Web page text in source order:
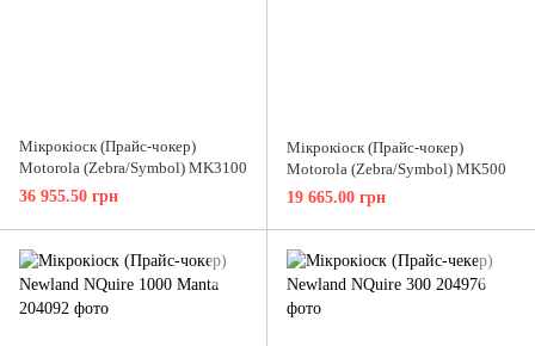
Мікрокіоск (Прайс-чокер)
Motorola (Zebra/Symbol) MK3100
36 955.50 грн
Мікрокіоск (Прайс-чокер)
Motorola (Zebra/Symbol) MK500
19 665.00 грн